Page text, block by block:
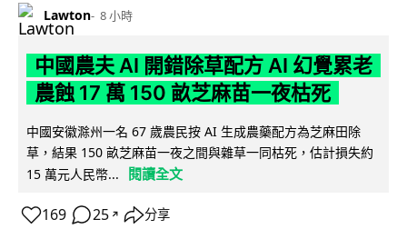
Lawton 8 小時
中國農夫 AI 開錯除草配方 AI 幻覺累老
農蝕 17 萬 150 畝芝麻苗一夜枯死
中國安徽滁州一名 67 歲農民按 AI 生成農藥配方為芝麻田除
草，結果 150 畝芝麻苗一夜之間與雜草一同枯死，估計損失約
15 萬元人民幣...
閱讀全文
169 25 ↗ 分享